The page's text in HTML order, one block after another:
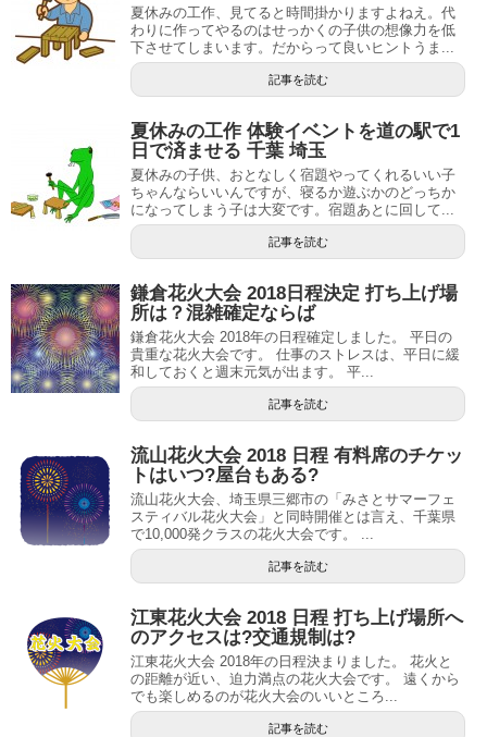
夏休みの工作、見てると時間掛かりますよねえ。代
わりに作ってやるのはせっかくの子供の想像力を低
下させてしまいます。だからって良いヒントうま...
記事を読む
夏休みの工作 体験イベントを道の駅で1
日で済ませる 千葉 埼玉
夏休みの子供、おとなしく宿題やってくれるいい子
ちゃんならいいんですが、寝るか遊ぶかのどっちか
になってしまう子は大変です。宿題あとに回して...
記事を読む
鎌倉花火大会 2018日程決定 打ち上げ場
所は？混雑確定ならば
鎌倉花火大会 2018年の日程確定しました。 平日の
貴重な花火大会です。 仕事のストレスは、平日に緩
和しておくと週末元気が出ます。 平...
記事を読む
流山花火大会 2018 日程 有料席のチケッ
トはいつ?屋台もある?
流山花火大会、埼玉県三郷市の「みさとサマーフェ
スティバル花火大会」と同時開催とは言え、千葉県
で10,000発クラスの花火大会です。 ...
記事を読む
江東花火大会 2018 日程 打ち上げ場所へ
のアクセスは?交通規制は?
江東花火大会 2018年の日程決まりました。 花火と
の距離が近い、迫力満点の花火大会です。 遠くから
でも楽しめるのが花火大会のいいところ...
記事を読む